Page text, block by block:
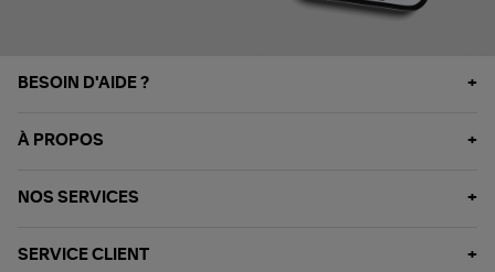
BESOIN D'AIDE ?
À PROPOS
NOS SERVICES
SERVICE CLIENT